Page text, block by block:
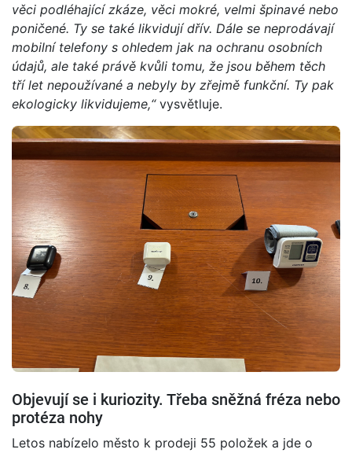
věci podléhající zkáze, věci mokré, velmi špinavé nebo
poničené. Ty se také likvidují dřív. Dále se neprodávají
mobilní telefony s ohledem jak na ochranu osobních
údajů, ale také právě kvůli tomu, že jsou během těch
tří let nepoužívané a nebyly by zřejmě funkční. Ty pak
ekologicky likvidujeme,“ vysvětluje.
Objevují se i kuriozity. Třeba sněžná fréza nebo
protéza nohy
Letos nabízelo město k prodeji 55 položek a jde o